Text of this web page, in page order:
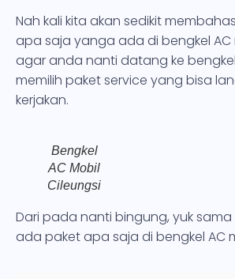
Nah kali kita akan sedikit
apa saja yanga ada di bengkel AC
agar anda nanti datang ke
memilih paket service yang bisa
kerjakan.
Bengkel
AC Mobil
Cileungsi
Dari pada nanti bingung, yuk
ada paket apa saja di bengkel AC